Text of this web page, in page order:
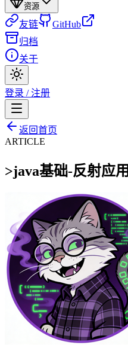
资源
友链
GitHub
归档
关于
登录 / 注册
返回首页
ARTICLE
>java基础-反射应用